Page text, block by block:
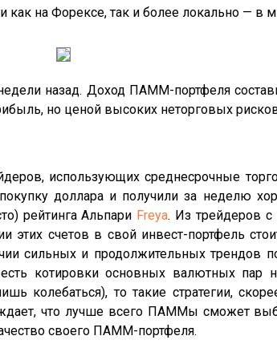
на Форексе, так и более локально —
назад. Доход ПАММ-портфеля
но ценой высоких неторговых
использующих среднесрочные
доллара и получили за неделю
рейтинга Альпари Freya. Из трейдеров с
этих счетов в свой инвест-портфель
сильных и продолжительных
котировки основных валютных пар
то такие стратегии, скорее
что лучше всего ПАММы сможет
своего ПАММ-портфеля.